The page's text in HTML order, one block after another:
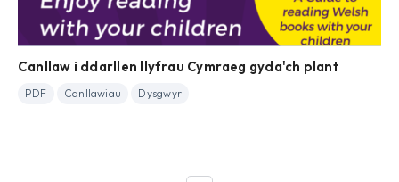
Canllaw i ddarllen llyfrau Cymraeg gyda'ch plant
PDF Canllawiau Dysgwyr